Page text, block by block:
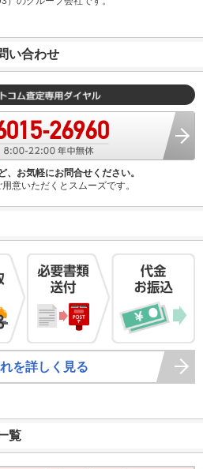
い合わせ
、お気軽にお問合せください。
意いただくとスムーズです。
を詳しく見る
覧